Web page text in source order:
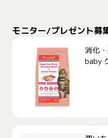
モニター/プレゼント募
消化
baby